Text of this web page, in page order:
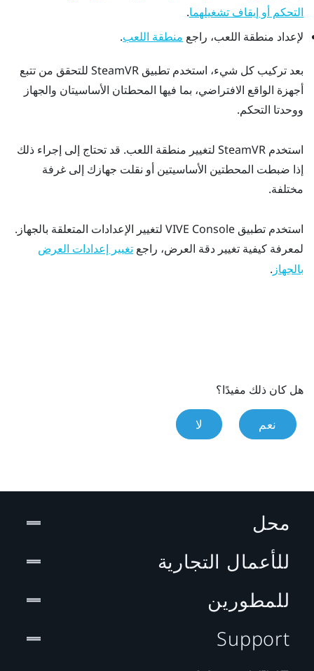
التحكم أو إيقاف تشغيلهما.
لإعداد منطقة اللعب، راجع منطقة اللعب.
بعد تركيب كل شيء، استخدم تطبيق SteamVR للتحقق من تتبع
أجهزة الواقع الافتراضي، بما فيها المحطتان الأساسيتان والجهاز
ووحدتا التحكم.
استخدم SteamVR لتغيير منطقة اللعب. قد تحتاج إلى إجراء ذلك
إذا ضبطت المحطتين الأساسيتين أو نقلت جهازك إلى غرفة
مختلفة.
استخدم تطبيق VIVE Console لتغيير الإعدادات المتعلقة بالجهاز.
لمعرفة كيفية تغيير دقة العرض، راجع تغيير إعدادات العرض
بالجهاز .
هل كان ذلك مفيدًا؟
نعم لا
محل
للأعمال التجارية
للمطورين
Support